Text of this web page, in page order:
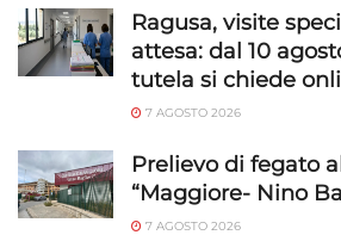
Ragusa, visite
attesa: dal 10
tutela si chiede
7 AGOSTO 2026
Prelievo di fegato
“Maggiore- Nino
7 AGOSTO 2026